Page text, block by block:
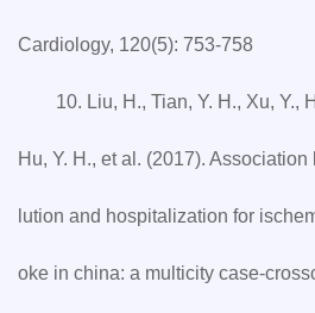
Cardiology, 120(5): 753-758
10. Liu, H., Tian, Y. H., Xu, Y.,
Hu, Y. H., et al. (2017).
lution and hospitalization for
oke in china: a multicity case-